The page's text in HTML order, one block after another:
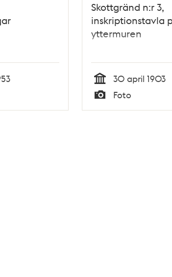
Skottgränd n:r 3,
inskriptionstavla
yttermuren
Tid
30 april 1903
Typ
Foto